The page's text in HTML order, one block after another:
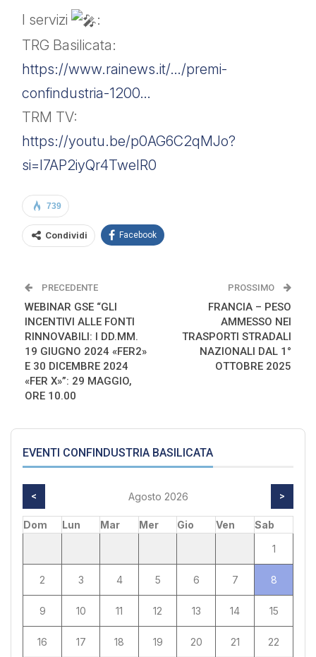
I servizi
:
TRG Basilicata:
https://www.rainews.it/…/premi-
confindustria-1200…
TRM TV:
https://youtu.be/p0AG6C2qMJo?
si=I7AP2iyQr4TwelR0
739
Condividi Facebook
PRECEDENTE
WEBINAR GSE “GLI
INCENTIVI ALLE FONTI
RINNOVABILI: I DD.MM.
19 GIUGNO 2024 «FER2»
E 30 DICEMBRE 2024
«FER X»”: 29 MAGGIO,
ORE 10.00
PROSSIMO
FRANCIA – PESO
AMMESSO NEI
TRASPORTI STRADALI
NAZIONALI DAL 1°
OTTOBRE 2025
EVENTI CONFINDUSTRIA BASILICATA
< Agosto 2026 >
Dom Lun Mar Mer Gio Ven
Sab
1
2 3 4 5 6 7 8
9 10 11 12 13 14 15
16 17 18 19 20 21 22